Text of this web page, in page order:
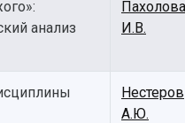
анализ
Пахолова
И.В.
Нестеров
А.Ю.